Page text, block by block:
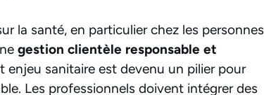
la santé, en particulier chez les personnes
gestion clientèle responsable et
enjeu sanitaire est devenu un pilier pour
Les professionnels doivent intégrer des